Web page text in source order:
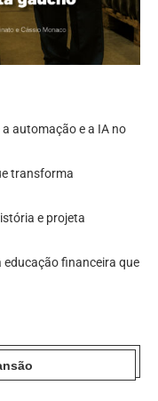
automação e a IA no
transforma
e projeta
educação financeira que